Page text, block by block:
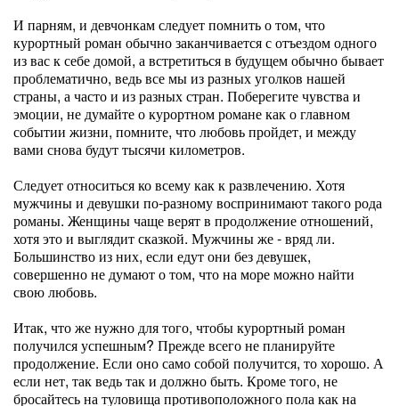
И парням, и девчонкам следует помнить о том, что
курортный роман обычно заканчивается с отъездом одного
из вас к себе домой, а встретиться в будущем обычно бывает
проблематично, ведь все мы из разных уголков нашей
страны, а часто и из разных стран. Поберегите чувства и
эмоции, не думайте о курортном романе как о главном
событии жизни, помните, что любовь пройдет, и между
вами снова будут тысячи километров.
Следует относиться ко всему как к развлечению. Хотя
мужчины и девушки по-разному воспринимают такого рода
романы. Женщины чаще верят в продолжение отношений,
хотя это и выглядит сказкой. Мужчины же - вряд ли.
Большинство из них, если едут они без девушек,
совершенно не думают о том, что на море можно найти
свою любовь.
Итак, что же нужно для того, чтобы курортный роман
получился успешным? Прежде всего не планируйте
продолжение. Если оно само собой получится, то хорошо. А
если нет, так ведь так и должно быть. Кроме того, не
бросайтесь на туловища противоположного пола как на